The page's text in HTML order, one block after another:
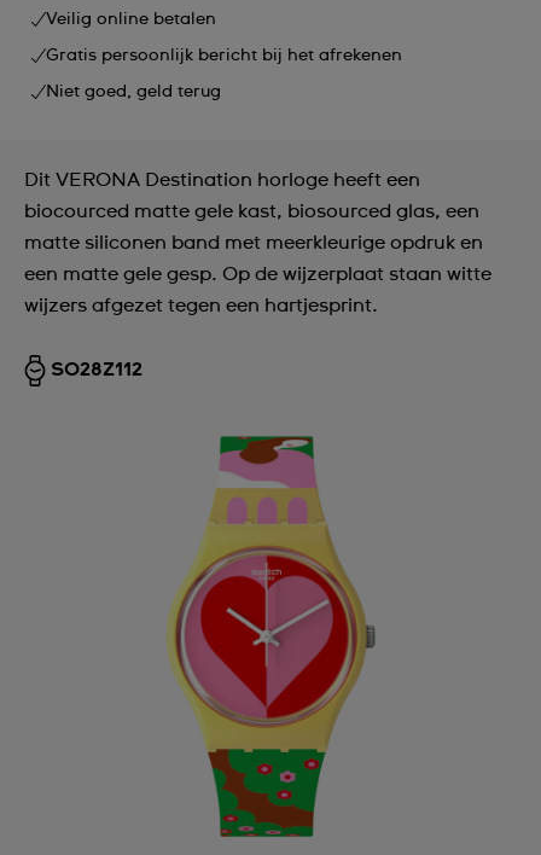
Veilig online betalen
Gratis persoonlijk bericht bij het afrekenen
Niet goed, geld terug
Dit VERONA Destination horloge heeft een
biocourced matte gele kast, biosourced glas, een
matte siliconen band met meerkleurige opdruk en
een matte gele gesp. Op de wijzerplaat staan witte
wijzers afgezet tegen een hartjesprint.
SO28Z112